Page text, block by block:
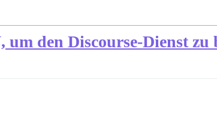
den Discourse-Dienst zu